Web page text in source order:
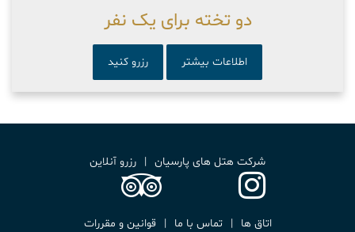
دو تخته برای یک نفر
رزرو کنید اطلاعات بیشتر
شرکت هتل های پارسیان | رزرو آنلاین
اتاق ها | تماس با ما | قوانین و مقررات